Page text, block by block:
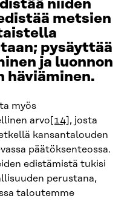
niiden
metsien
pysäyttää
ja luonnon
häviäminen.
myös
arvo[14] , josta
kansantalouden
päätöksenteossa.
edistämistä tukisi
perustana,
taloutemme